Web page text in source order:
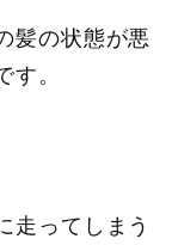
髪の状態が悪
す。
走ってしまう